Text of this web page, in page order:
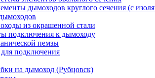
дымоходов круглого сечения (с
из окрашенной стали
подключения к дымоходу
пемзы
подключения
на дымоход (Рубцовск)